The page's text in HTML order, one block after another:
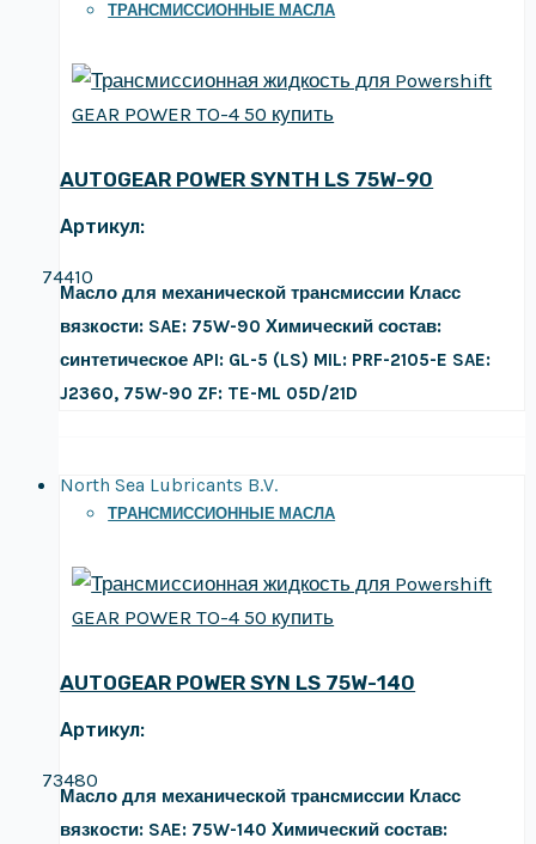
ТРАНСМИССИОННЫЕ МАСЛА
AUTOGEAR POWER SYNTH LS 75W-90
Артикул:
74410
Масло для механической трансмиссии Класс
вязкости: SAE: 75W-90 Химический состав:
синтетическое API: GL-5 (LS) MIL: PRF-2105-E SAE:
J2360, 75W-90 ZF: TE-ML 05D/21D
North Sea Lubricants B.V.
ТРАНСМИССИОННЫЕ МАСЛА
AUTOGEAR POWER SYN LS 75W-140
Артикул:
73480
Масло для механической трансмиссии Класс
вязкости: SAE: 75W-140 Химический состав: